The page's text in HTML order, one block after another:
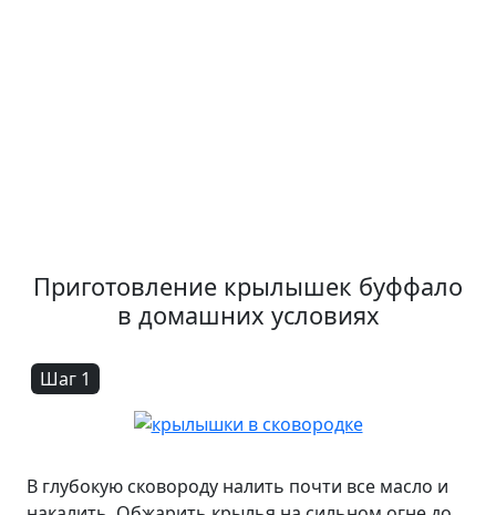
Приготовление крылышек буффало
в домашних условиях
Шаг 1
В глубокую сковороду налить почти все масло и